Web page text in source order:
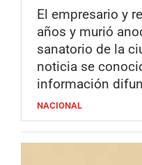
El empresario y
años y murió
sanatorio de la
noticia se
información
NACIONAL